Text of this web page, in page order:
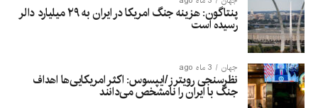
پنتاگون: هزینه جنگ امریکا در ایران به ۲۹ میلیارد دالر
رسیده است
جهان 3 ماه ago
نظرسنجی رویترز/ایپسوس: اکثر امریکایی‌ها اهداف
جنگ با ایران را نامشخص می‌دانند